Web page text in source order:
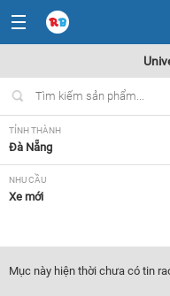
TỈNH THÀNH
Đà Nẵng
NHU CẦU
Xe mới
Universe
GIÁ XE
Mục này hiện thời chưa có tin